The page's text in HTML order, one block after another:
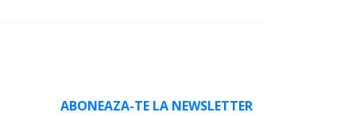
ABONEAZA-TE LA NEWSLETTER